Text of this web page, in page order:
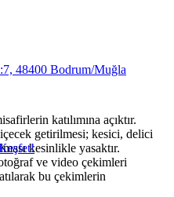
48400 Bodrum/Muğla
katılımına açıktır.
getirilmesi; kesici, delici
kesinlikle yasaktır.
ve video çekimleri
bu çekimlerin